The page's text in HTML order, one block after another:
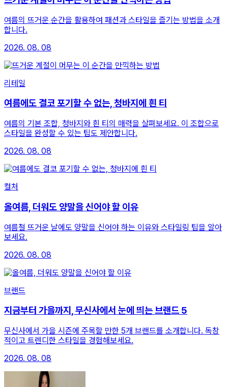
여름의 뜨거운 순간을 활용하여 패션과 스타일을 즐기는 방법을 소개
합니다.
2026. 08. 08
리테일
여름에도 결코 포기할 수 없는, 청바지에 흰 티
여름의 기본 조합, 청바지와 흰 티의 매력을 살펴보세요. 이 조합으로
스타일을 완성할 수 있는 팁도 제안합니다.
2026. 08. 08
컬처
올여름, 더워도 양말을 신어야 할 이유
여름철 뜨거운 날에도 양말을 신어야 하는 이유와 스타일링 팁을 알아
보세요.
2026. 08. 08
브랜드
지금부터 가을까지, 무신사에서 눈에 띄는 브랜드 5
무신사에서 가을 시즌에 주목할 만한 5개 브랜드를 소개합니다. 독창
적이고 트렌디한 스타일을 경험해보세요.
2026. 08. 08